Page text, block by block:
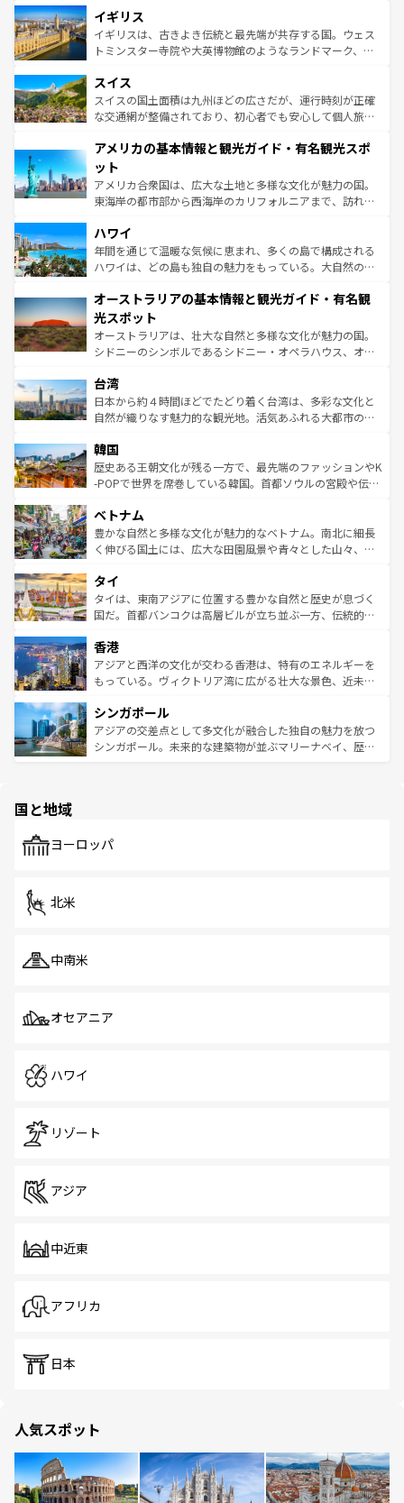
いる。シャンパンの発祥地であるランス、プロヴァンスの
香り高いラベンダー畑など、多彩な楽しみ方が可能だ。さ
らに、パリ以外の地域にも魅力が溢れており、どの街角に
れる地方に足を運ぶとそれぞれで全く異なる文化を体験で
きるだろう。 なお、新着のフランス情報はコンテンツ一覧
を参照してほしい。
顔を持つこの国は、どこを歩いても飽きることがない。ベ
ルリンの文化的活気、バイエルン州のアルプスの絶景、そ
してライン川沿いのワイン畑といった風景は必見。ビール
は、お酒好きな人にはぜひ体験してほしい。 なお、新着の
ドイツ情報はコンテンツ一覧を参照してほしい。
イギリス
イギリスは、古きよき伝統と最先端が共存する国。ウェス
トミンスター寺院や大英博物館のようなランドマーク、歴
リアごとに異なる魅力がある。また、優雅なアフタヌーン
ティー、ビール好きにはたまらない英国パブ、サッカー観
戦など、本場だからこそできる体験も豊富。イギリスを旅
ンツ一覧を参照してほしい。
スイス
スイスの国土面積は九州ほどの広さだが、運行時刻が正確
な交通網が整備されており、初心者でも安心して個人旅行
の建物がそのまま残る町や、スイスならではのユニークな
博物館もあり、アルプス観光だけでなく町歩きも満喫する
ことができる。国民の所得が高いため物価も高いが、旅行
者向けの交通パス提供のサービスもあり、うまく活用すれ
着のスイス情報は
アメリカの基本情報と観光ガイド・有名観光スポ
ット
アメリカ合衆国は、広大な土地と多様な文化が魅力の国。
東海岸の都市部から西海岸のカリフォルニアまで、訪れる
のような巨大都市は、観光、ショッピング、エンターテイ
ンメントが詰まった刺激的なスポットだ。一方、アメリカ
西部には大自然が広がり、グランドキャニオンやイエロー
部のニューオーリンズでは、音楽と美食が融合した独特の
文化が魅力。旅行者はアメリカの各地域で異なる魅力を楽
しみながら、その多様性と豊かな歴史を感じることができ
るだろう。車でのロードトリップや列車の旅も、アメリカ
情報は
ハワイ
年間を通じて温暖な気候に恵まれ、多くの島で構成される
ハワイは、どの島も独自の魅力をもっている。大自然の神
ワイ島は見逃せない。また、定番の観光地といえばオアフ
島だが、静かな自然を求めるならマウイ島やカウアイ島が
おすすめ。エメラルドグリーンに輝く海をはじめ、豊かな
文化や歴史が息づいている。「アロハスピリット」と呼ば
人々、おいしいローカルフードやハワイアンミュージッ
ク、伝統的なフラダンスなど、すべてがハワイの魅力を彩
っている。訪れるたびに新しい発見と感動が待っているハ
はコンテンツ一覧
オーストラリアの基本情報と観光ガイド・有名観
光スポット
オーストラリアは、壮大な自然と多様な文化が魅力の国。
シドニーのシンボルであるシドニー・オペラハウス、オー
リアリーフや大陸中央部にそびえるウルル（エアーズロッ
ク）、タスマニアの美しい原生林やケアンズの熱帯雨林な
ど、見どころがたくさん。また、カフェやワイン、オージ
いる。アクティビティも充実しており、サーフィンやダイ
ビング、ハイキングなど、アウトドア好きにはたまらな
い。オーストラリアの多彩な魅力を存分に味わいつくそ
参照してほしい。
台湾
日本から約４時間ほどでたどり着く台湾は、多彩な文化と
自然が織りなす魅力的な観光地。活気あふれる大都市の台
ン）、静ひつな山岳地帯である台湾東部など、都市の喧騒
と山間の静けさが共存しており、訪れる人に新しい発見と
驚きをもたらしてくれる。また、奥深い台湾の食文化も魅
容にもいいと評判のスイーツなど、バラエティ豊かな料理
が味わえる。 なお、新着の台湾情報は コンテンツ一覧を参
照してほしい。
韓国
歴史ある王朝文化が残る一方で、最先端のファッションやK
-POPで世界を席巻している韓国。首都ソウルの宮殿や伝統
き、地方に足を延ばせば四季折々の自然美を楽しむことが
できる。そして、キムチや焼肉、絶品のストリートフード
まで、さまざまな韓国料理が待っている。夜には、韓国な
リティに包まれながら、韓国の多彩な魅力を心ゆくまで味
わってみてほしい。 なお、新着の韓国情報はコンテンツ一
覧を参照してほしい。
ベトナム
豊かな自然と多様な文化が魅力的なベトナム。南北に細長
く伸びる国土には、広大な田園風景や青々とした山々、世
急速な発展と共に伝統が息づく。ハノイの古い町並みやホ
ーチミン市のフランス統治時代の建物も、独特の雰囲気を
醸し出している。また、バラエティの豊かさとおいしさで
とつ。フォーやバインミー、ベトナムコーヒーなどは、ぜ
ひ現地で味わいたい。どの地域を訪れてもあたたかい人々
が旅行者を迎えてくれるので、きっと忘れられない旅にな
参照してほしい。
タイ
タイは、東南アジアに位置する豊かな自然と歴史が息づく
国だ。首都バンコクは高層ビルが立ち並ぶ一方、伝統的な
の活気が交差している。北部ではチェンマイなどの山岳地
帯で自然と触れ合い、南部ではプーケットやクラビの美し
いビーチでリゾート気分を楽しむことができる。タイ料理
激する。気候は一年中温暖で、どの季節にも異なる楽しみ
が待っている。親しみやすいタイの人々、仏教を中心とし
た文化、そして多様な観光資源が、訪れる旅人を魅了し続
香港
アジアと西洋の文化が交わる香港は、特有のエネルギーを
もっている。ヴィクトリア湾に広がる壮大な景色、近未来
み、どこを訪れても感動するはず。観光スポットが密集し
ており、効率よく見どころを回れるのも魅力。息をのむよ
うな絶景から文化的な体験まで、香港を存分に楽しみ尽く
シンガポール
アジアの交差点として多文化が融合した独自の魅力を放つ
シンガポール。未来的な建築物が並ぶマリーナベイ、歴史
で、ホーカーズは地元の風情を楽しめる外せないスポット
国と地域
ヨーロッパ
北米
中南米
オセアニア
ハワイ
リゾート
アジア
中近東
アフリカ
日本
人気スポット